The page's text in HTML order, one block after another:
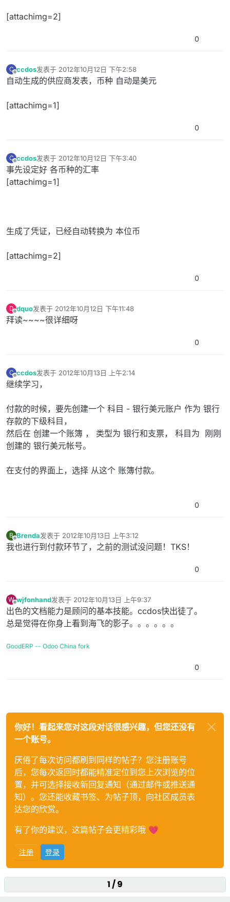
[attachimg=2]
0
C
离线
ccdos发表于 2012年10月12日 下午2:58
最后由 编辑
自动生成的供应商发表，币种 自动是美元
[attachimg=1]
0
C
离线
ccdos发表于 2012年10月12日 下午3:40
最后由 编辑
事先设定好 各币种的汇率
[attachimg=1]
生成了凭证，已经自动转换为 本位币
[attachimg=2]
0
D
离线
dquo发表于 2012年10月12日 下午11:48
最后由 编辑
拜读~~~~很详细呀
0
C
离线
ccdos发表于 2012年10月13日 上午2:14
最后由 编辑
继续学习，
付款的时候，要先创建一个 科目 - 银行美元账户 作为 银行
存款的下级科目，
然后在 创建一个账簿 ， 类型为 银行和支票， 科目为 刚刚
创建的 银行美元帐号。
在支付的界面上，选择 从这个 账簿付款。
0
B
离线
Brenda发表于 2012年10月13日 上午3:12
最后由 编辑
我也进行到付款环节了，之前的测试没问题！TKS！
0
W
离线
wjfonhand发表于 2012年10月13日 上午9:37
最后由 编辑
出色的文档能力是顾问的基本技能。ccdos快出徒了。
总是觉得在你身上看到海飞的影子。。。。。。
GoodERP -- Odoo China fork
0
你好！看起来您对这段对话很感兴趣，但您还没有
一个账号。
厌倦了每次访问都刷到同样的帖子？您注册账号
后，您每次返回时都能精准定位到您上次浏览的位
置，并可选择接收新回复通知（通过邮件或推送通
知）。您还能收藏书签、为帖子顶，向社区成员表
达您的欣赏。
有了你的建议，这篇帖子会更精彩哦 💗
注册 登录
1 / 9